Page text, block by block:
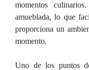
momentos
amueblada, lo que
proporciona un
momento.
Uno de los puntos